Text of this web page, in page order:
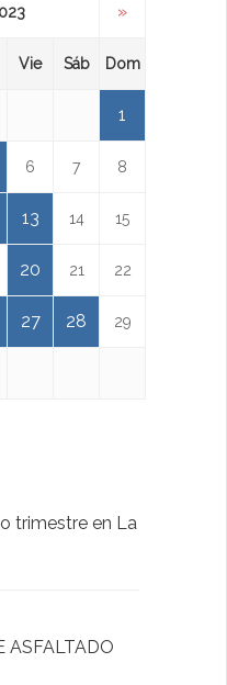
»
Vie Sáb Dom
1
6 7 8
13 14 15
20 21 22
27 28 29
trimestre en La
ASFALTADO